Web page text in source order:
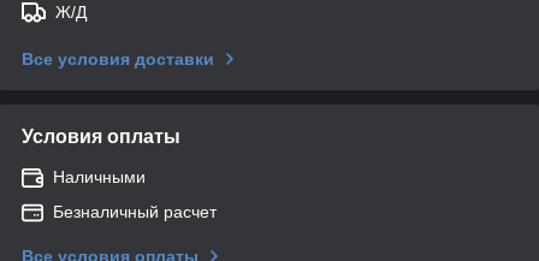
Ж/Д
Все условия доставки
Условия оплаты
Наличными
Безналичный расчет
Все условия оплаты